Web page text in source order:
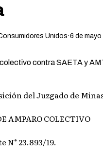
Unidos·6 de mayo
del Juzgado de
AMPARO COLECTIVO
N° 23.893/19.